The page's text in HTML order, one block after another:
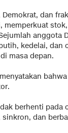
dan
memperkuat
anggota
kedelai, dan
masa depan.
berhenti pada
dan